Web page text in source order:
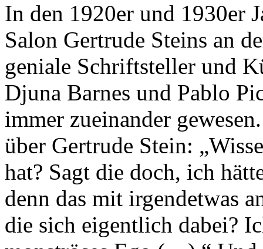
In den 1920er und 1930er
Salon Gertrude Steins an
geniale Schriftsteller und
Djuna Barnes und Pablo
immer zueinander
über Gertrude Stein:
hat? Sagt die doch, ich
denn das mit irgendetwas
die sich eigentlich dabei?